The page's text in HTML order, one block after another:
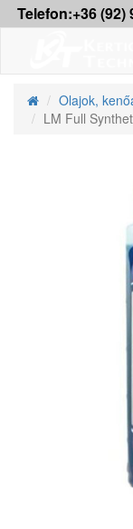
Telefon:+36 (92)
Olajok,
LM Full